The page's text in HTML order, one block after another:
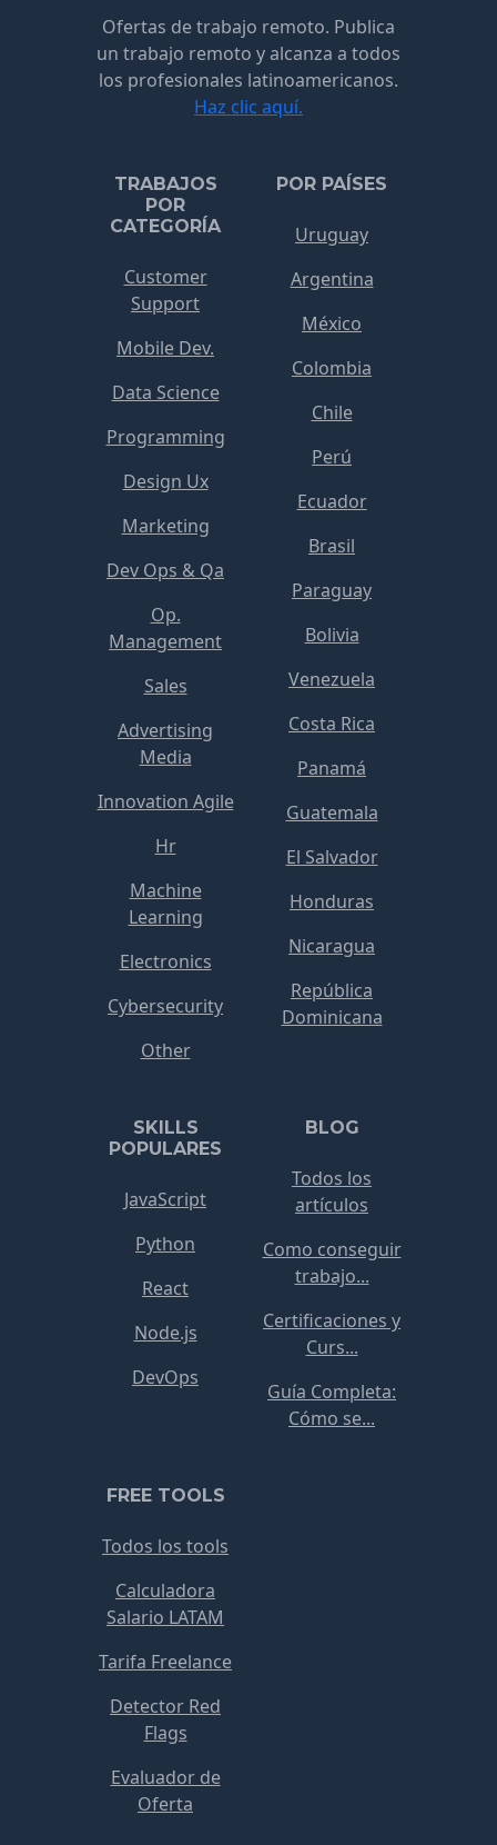
Ofertas de trabajo remoto. Publica
un trabajo remoto y alcanza a todos
los profesionales latinoamericanos.
Haz clic aquí.
TRABAJOS
POR
CATEGORÍA
Customer
Support
Mobile Dev.
Data Science
Programming
Design Ux
Marketing
Dev Ops & Qa
Op.
Management
Sales
Advertising
Media
Innovation Agile
Hr
Machine
Learning
Electronics
Cybersecurity
Other
POR PAÍSES
Uruguay
Argentina
México
Colombia
Chile
Perú
Ecuador
Brasil
Paraguay
Bolivia
Venezuela
Costa Rica
Panamá
Guatemala
El Salvador
Honduras
Nicaragua
República
Dominicana
SKILLS
POPULARES
JavaScript
Python
React
Node.js
DevOps
BLOG
Todos los
artículos
Como conseguir
trabajo...
Certificaciones y
Curs...
Guía Completa:
Cómo se...
FREE TOOLS
Todos los tools
Calculadora
Salario LATAM
Tarifa Freelance
Detector Red
Flags
Evaluador de
Oferta